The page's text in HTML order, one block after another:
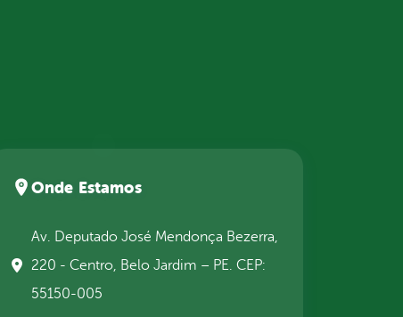
Onde Estamos
Av. Deputado José Mendonça Bezerra,
220 - Centro, Belo Jardim – PE. CEP:
55150-005